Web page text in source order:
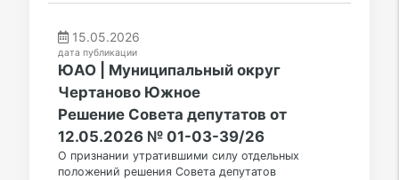
15.05.2026
дата публикации
ЮАО | Муниципальный округ
Чертаново Южное
Решение Совета депутатов от
12.05.2026 № 01-03-39/26
О признании утратившими силу отдельных
положений решения Совета депутатов